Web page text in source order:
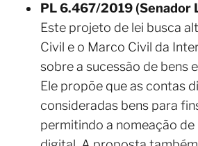
PL 6.467/2019 (Senador
Este projeto de lei busca
Civil e o Marco Civil da
sobre a sucessão de bens
Ele propõe que as contas
consideradas bens para
permitindo a nomeação de